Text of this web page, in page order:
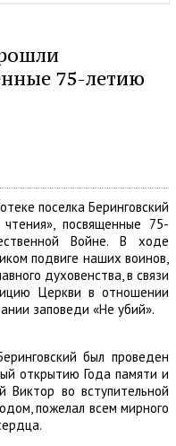
75-летию
поселка Беринговский
посвященные 75-
Войне. В ходе
подвиге наших воинов,
духовенства, в связи
Церкви в отношении
заповеди «Не убий».
был проведен
открытию Года памяти и
Виктор во вступительной
пожелал всем мирного